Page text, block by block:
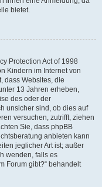
bietet.
Protection Act of 1998
Kindern im Internet von
dass Websites, die
13 Jahren erheben,
des oder der
unsicher sind, ob dies auf
versuchen, zutrifft, ziehen
Sie, dass phpBB
anbieten kann
jeglicher Art ist; außer
wenden, falls es
Forum gibt?“ behandelt